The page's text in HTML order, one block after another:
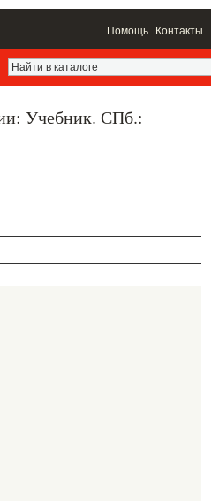
Помощь Контакты
Учебник. СПб.: